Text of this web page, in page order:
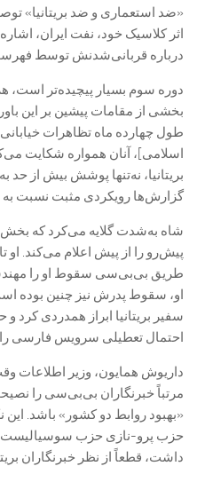
«ضد استعماری و ضد بریتانیا»
اثر کلاسیک خود، نفت ایران،
درباره قربانی‌شدنش توسط
دوره سوم بسیار پیچیده‌تر است،
بخشی از مقامات پیشین بر این
اسلامی]، آنان همواره شکایت
بریتانیا، نه‌تنها پوشش بیش از حد
گزارش‌ها رویکردی مثبت نسبت به
شاه به‌شدت گلایه می‌کرد که
پیش‌رو را از پیش اعلام می‌کند. او تا
طریق بی‌بی‌سی سقوط او را
او، سقوط پدرش نیز چنین بوده
سفیر بریتانیا ابراز همدردی کرد و
احتمال تعطیلی سرویس فارسی
مرتباً خبرنگاران بی‌بی‌سی را
«بهبود روابط دو کشور» باشد.
حزب پرو-نازی حزب سوسیالیست
داشت، قطعاً از نظر خبرنگاران